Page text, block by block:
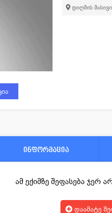
დიღმის
ინფორმაცია
ამ ექიმზე შეფასება ჯერ
დაამატე